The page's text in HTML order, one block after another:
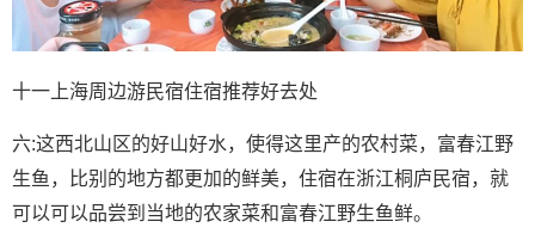
十一上海周边游民宿住宿推荐好去处
六:这西北山区的好山好水，使得这里产的农村菜，富春江野
生鱼，比别的地方都更加的鲜美，住宿在浙江桐庐民宿，就
可以可以品尝到当地的农家菜和富春江野生鱼鲜。